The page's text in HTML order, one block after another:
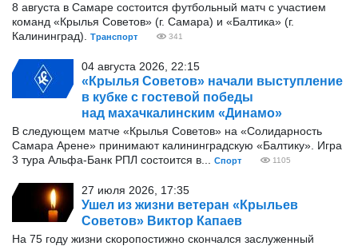
8 августа в Самаре состоится футбольный матч с участием
команд «Крылья Советов» (г. Самара) и «Балтика» (г.
Калининград).
Транспорт 341
04 августа 2026, 22:15
«Крылья Советов» начали выступление
в кубке с гостевой победы
над махачкалинским «Динамо»
В следующем матче «Крылья Советов» на «Солидарность
Самара Арене» принимают калининградскую «Балтику». Игра
3 тура Альфа-Банк РПЛ состоится в...
Спорт 1105
27 июля 2026, 17:35
Ушел из жизни ветеран «Крыльев
Советов» Виктор Капаев
На 75 году жизни скоропостижно скончался заслуженный